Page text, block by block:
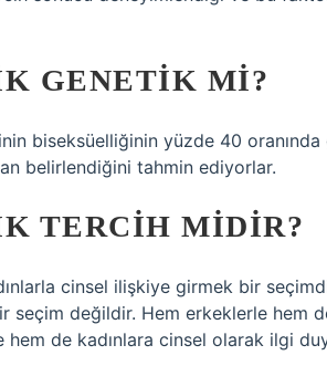
GENETIK MI?
biseksüelliğinin yüzde 40
belirlendiğini tahmin ediyorlar.
TERCIH MIDIR?
cinsel ilişkiye girmek bir
seçim değildir. Hem erkeklerle hem
hem de kadınlara cinsel olarak ilgi